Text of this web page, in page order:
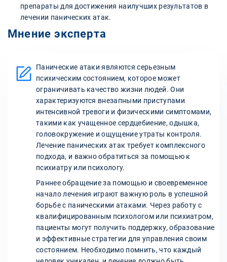
препараты для достижения наилучших результатов в
лечении панических атак.
Мнение эксперта
Панические атаки являются серьезным
психическим состоянием, которое может
ограничивать качество жизни людей. Они
характеризуются внезапными приступами
интенсивной тревоги и физическими симптомами,
такими как учащенное сердцебиение, одышка,
головокружение и ощущение утраты контроля.
Лечение панических атак требует комплексного
подхода, и важно обратиться за помощью к
психиатру или психологу.
Раннее обращение за помощью и своевременное
начало лечения играют важную роль в успешной
борьбе с паническими атаками. Через работу с
квалифицированным психологом или психиатром,
пациенты могут получить поддержку, образование
и эффективные стратегии для управления своим
состоянием. Необходимо помнить, что каждый